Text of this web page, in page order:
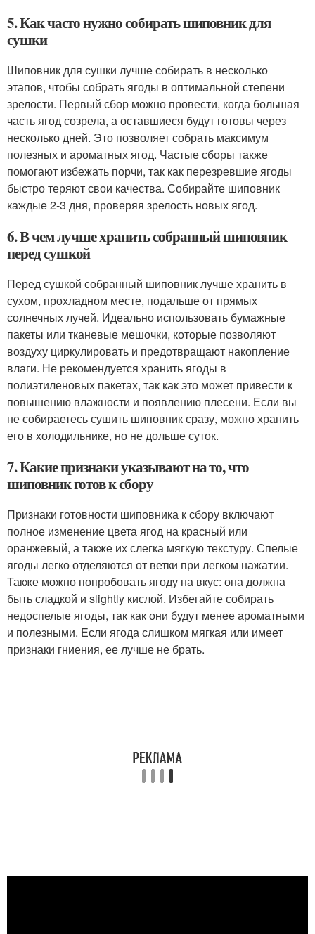
5. Как часто нужно собирать шиповник для
сушки
Шиповник для сушки лучше собирать в несколько
этапов, чтобы собрать ягоды в оптимальной степени
зрелости. Первый сбор можно провести, когда большая
часть ягод созрела, а оставшиеся будут готовы через
несколько дней. Это позволяет собрать максимум
полезных и ароматных ягод. Частые сборы также
помогают избежать порчи, так как перезревшие ягоды
быстро теряют свои качества. Собирайте шиповник
каждые 2-3 дня, проверяя зрелость новых ягод.
6. В чем лучше хранить собранный шиповник
перед сушкой
Перед сушкой собранный шиповник лучше хранить в
сухом, прохладном месте, подальше от прямых
солнечных лучей. Идеально использовать бумажные
пакеты или тканевые мешочки, которые позволяют
воздуху циркулировать и предотвращают накопление
влаги. Не рекомендуется хранить ягоды в
полиэтиленовых пакетах, так как это может привести к
повышению влажности и появлению плесени. Если вы
не собираетесь сушить шиповник сразу, можно хранить
его в холодильнике, но не дольше суток.
7. Какие признаки указывают на то, что
шиповник готов к сбору
Признаки готовности шиповника к сбору включают
полное изменение цвета ягод на красный или
оранжевый, а также их слегка мягкую текстуру. Спелые
ягоды легко отделяются от ветки при легком нажатии.
Также можно попробовать ягоду на вкус: она должна
быть сладкой и slightly кислой. Избегайте собирать
недоспелые ягоды, так как они будут менее ароматными
и полезными. Если ягода слишком мягкая или имеет
признаки гниения, ее лучше не брать.